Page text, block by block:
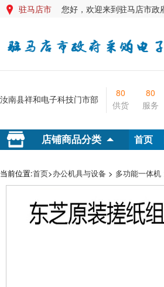
 驻马店市 您好，欢迎来到驻马店市政
汝南县祥和电子科技门市部
80
供货
80
服务
店铺商品分类 首页
当前位置:首页>办公机具与设备 > 多功能一体机